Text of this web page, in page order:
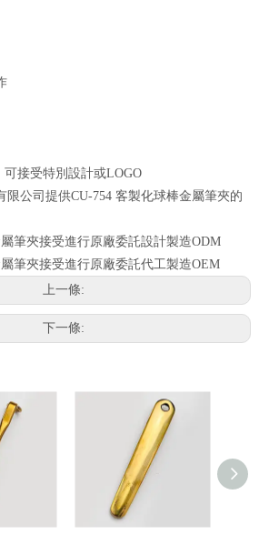
接受特別設計或LOGO
限公司提供CU-754 客製化球棒金屬筆夾的
筆夾接受進行原廠委託設計製造ODM
筆夾接受進行原廠委託代工製造OEM
上一條:
下一條: